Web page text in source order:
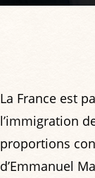
La France est
l’immigration
proportions
d’Emmanuel